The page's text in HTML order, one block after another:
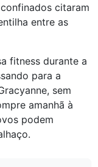
citaram
entre as
fitness durante a
para a
sem
amanhã à
podem